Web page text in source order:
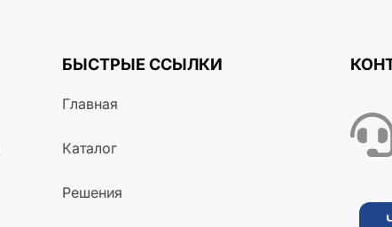
БЫСТРЫЕ ССЫЛКИ
Главная
Каталог
Решения